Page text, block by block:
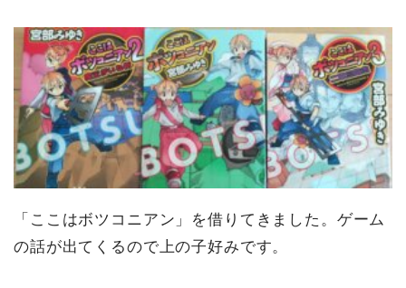
「ここはボツコニアン」を借りてきました。ゲーム
の話が出てくるので上の子好みです。